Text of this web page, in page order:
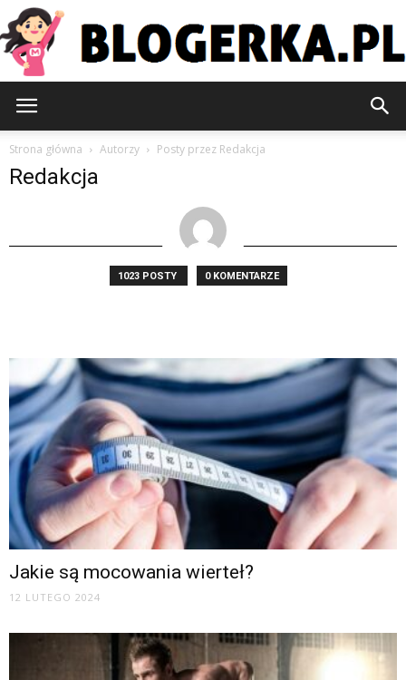
Strona główna Autorzy Posty przez Redakcja
Redakcja
1023 POSTY 0 KOMENTARZE
Jakie są mocowania wierteł?
12 LUTEGO 2024